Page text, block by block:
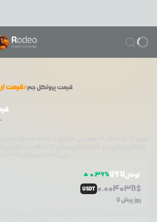
قیمت/ قیمتپروتکل جم
0.36%767تومان
USDT 0.004038$
7 روز پیش